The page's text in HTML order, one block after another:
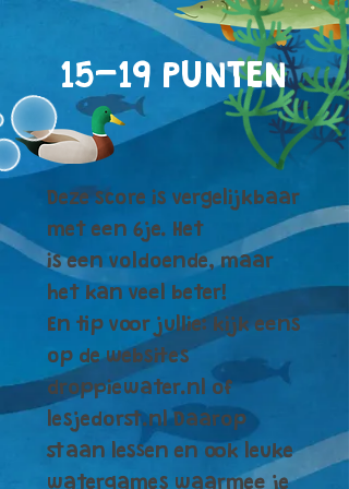
Deze score is vergelijkbaar
met een 6je. Het
is een voldoende, maar
het kan veel beter!
En tip voor jullie: kijk eens
op de websites
droppiewater.nl of
lesjedorst.nl Daarop
staan lessen en ook leuke
watergames waarmee je
15-19 PUNTEN